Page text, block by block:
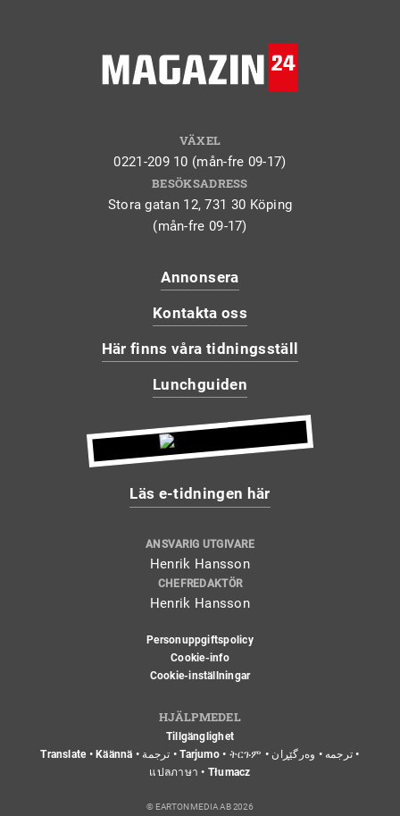
VÄXEL
0221-209 10 (mån-fre 09-17)
BESÖKSADRESS
Stora gatan 12, 731 30 Köping
(mån-fre 09-17)
Annonsera
Kontakta oss
Här finns våra tidningsställ
Lunchguiden
Läs e-tidningen här
ANSVARIG UTGIVARE
Henrik Hansson
CHEFREDAKTÖR
Henrik Hansson
Personuppgiftspolicy
Cookie-info
Cookie-inställningar
HJÄLPMEDEL
Tillgänglighet
Translate • Käännä • ترجمة • Tarjumo • ትርጉም • ترجمه • وەرگێڕان •
แปลภาษา • Tłumacz
© EARTON MEDIA AB 2026